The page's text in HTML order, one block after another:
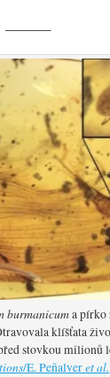
———
burmanicuma pírko
klíšťata
stovkou milionů
/E. Peñalveret al.